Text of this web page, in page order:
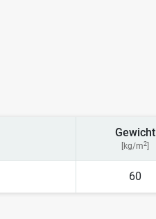
Gewicht
[kg/m2]
60